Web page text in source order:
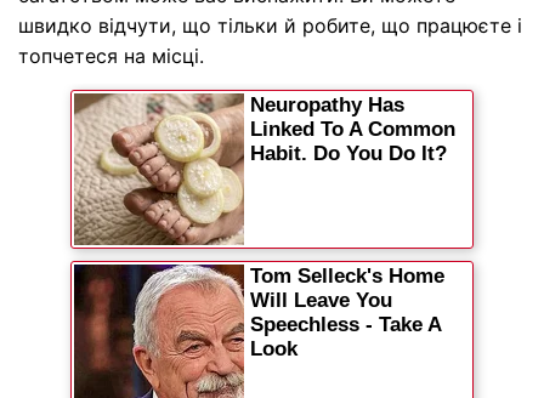
швидко відчути, що тільки й робите, що працюєте і
топчетеся на місці.